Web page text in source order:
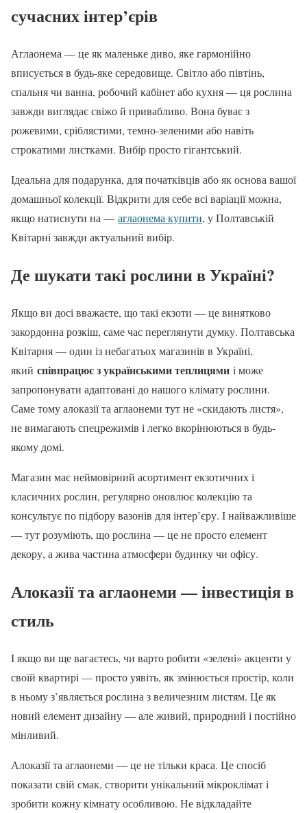
сучасних інтер’єрів
Аглаонема — це як маленьке диво, яке гармонійно
вписується в будь-яке середовище. Світло або півтінь,
спальня чи ванна, робочий кабінет або кухня — ця рослина
завжди виглядає свіжо й привабливо. Вона буває з
рожевими, сріблястими, темно-зеленими або навіть
строкатими листками. Вибір просто гігантський.
Ідеальна для подарунка, для початківців або як основа вашої
домашньої колекції. Відкрити для себе всі варіації можна,
якщо натиснути на — аглаонема купити, у Полтавській
Квітарні завжди актуальний вибір.
Де шукати такі рослини в Україні?
Якщо ви досі вважаєте, що такі екзоти — це винятково
закордонна розкіш, саме час переглянути думку. Полтавська
Квітарня — один із небагатьох магазинів в Україні,
який співпрацює з українськими теплицями і може
запропонувати адаптовані до нашого клімату рослини.
Саме тому алоказії та аглаонеми тут не «скидають листя»,
не вимагають спецрежимів і легко вкорінюються в будь-
якому домі.
Магазин має неймовірний асортимент екзотичних і
класичних рослин, регулярно оновлює колекцію та
консультує по підбору вазонів для інтер’єру. І найважливіше
— тут розуміють, що рослина — це не просто елемент
декору, а жива частина атмосфери будинку чи офісу.
Алоказії та аглаонеми — інвестиція в
стиль
І якщо ви ще вагаєтесь, чи варто робити «зелені» акценти у
своїй квартирі — просто уявіть, як змінюється простір, коли
в ньому з’являється рослина з величезним листям. Це як
новий елемент дизайну — але живий, природний і постійно
мінливий.
Алоказії та аглаонеми — це не тільки краса. Це спосіб
показати свій смак, створити унікальний мікроклімат і
зробити кожну кімнату особливою. Не відкладайте